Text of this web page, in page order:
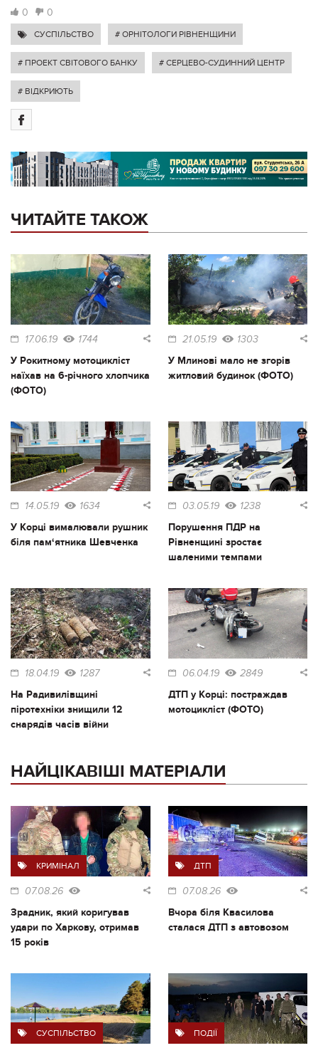
0 0
СУСПІЛЬСТВО # ОРНІТОЛОГИ РІВНЕНЩИНИ
# ПРОЕКТ СВІТОВОГО БАНКУ # СЕРЦЕВО-СУДИННИЙ ЦЕНТР
# ВІДКРИЮТЬ
ЧИТАЙТЕ ТАКОЖ
17.06.19 1744
У Рокитному мотоцикліст
наїхав на 6-річного хлопчика
(ФОТО)
21.05.19 1303
У Млинові мало не згорів
житловий будинок (ФОТО)
14.05.19 1634
У Корці вималювали рушник
біля пам‘ятника Шевченка
03.05.19 1238
Порушення ПДР на
Рівненщині зростає
шаленими темпами
18.04.19 1287
На Радивилівщині
піротехніки знищили 12
снарядів часів війни
06.04.19 2849
ДТП у Корці: постраждав
мотоцикліст (ФОТО)
НАЙЦІКАВІШІ МАТЕРІАЛИ
КРИМІНАЛ
07.08.26
Зрадник, який коригував
удари по Харкову, отримав
15 років
ДТП
07.08.26
Вчора біля Квасилова
сталася ДТП з автовозом
СУСПІЛЬСТВО ПОДІЇ